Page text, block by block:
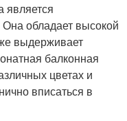
является
обладает высокой
выдерживает
балконная
цветах и
вписаться в